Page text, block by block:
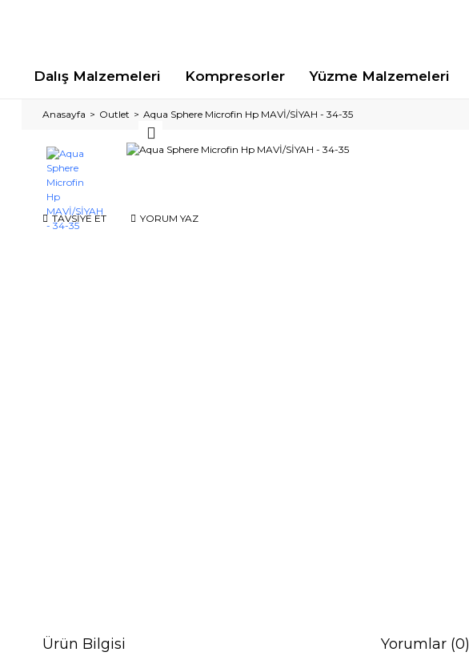
Dalış Malzemeleri Kompresorler Yüzme Malzemeleri
Anasayfa Outlet Aqua Sphere Microfin Hp MAVİ/SİYAH - 34-35
TAVSİYE ET YORUM YAZ
Ürün Bilgisi Yorumlar (0)